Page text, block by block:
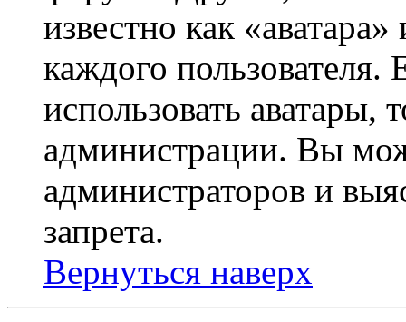
известно как
каждого
использовать аватары,
администрации. Вы
администраторов и
запрета.
Вернуться наверх